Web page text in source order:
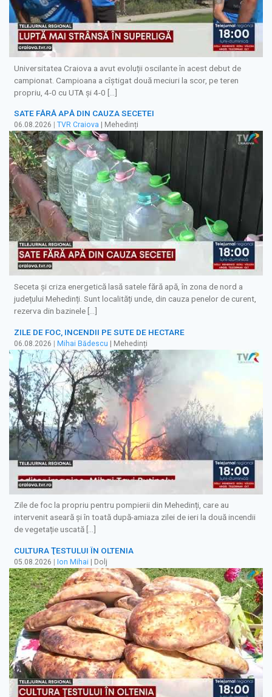
Universitatea Craiova a avut evoluții oscilante în acest debut de
campionat. Campioana a cîștigat două meciuri la scor, pe teren
propriu, 4-0 cu UTA și 4-0 […]
SATE FĂRĂ APĂ DIN CAUZA SECETEI
06.08.2026 TVR Craiova | Mehedinți
Seceta și criza energetică lasă satele fără apă, în zona de nord a
județului Mehedinți. Sunt localități unde, din cauza penelor de curent,
rezerva din bazinele […]
ZILE DE FOC, INCENDII PE SUTE DE HECTARE
06.08.2026 | Mihai Bădescu | Mehedinți
Zile de foc la propriu pentru pompierii din Mehedinți, care au
intervenit aseară și în toată după-amiaza zilei de ieri la două incendii
de vegetație uscată […]
CULTURA ŢESTULUI ÎN OLTENIA
05.08.2026 | Ion Mihai | Dolj